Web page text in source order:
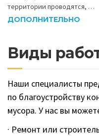
территории проводятся, …
ДОПОЛНИТЕЛЬНО
Виды
Наши специалисты
по благоустройству
мусора. У нас вы
· Ремонт или